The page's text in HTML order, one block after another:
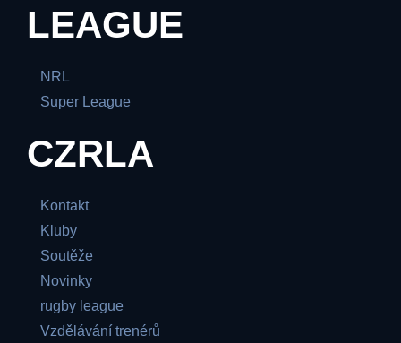
LEAGUE
NRL
Super League
CZRLA
Kontakt
Kluby
Soutěže
Novinky
rugby league
Vzdělávání trenérů